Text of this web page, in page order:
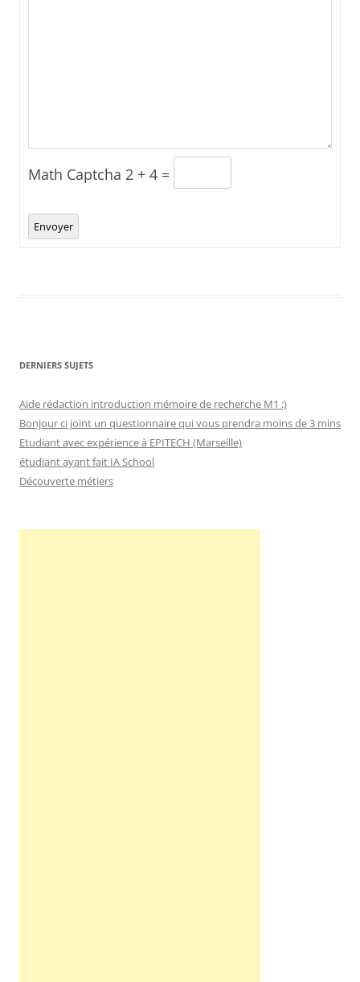
Math Captcha 2 + 4 =
Envoyer
DERNIERS SUJETS
Aide rédaction introduction mémoire de recherche M1 :)
Bonjour ci joint un questionnaire qui vous prendra moins de 3 mins
Etudiant avec expérience à EPITECH (Marseille)
étudiant ayant fait IA School
Découverte métiers